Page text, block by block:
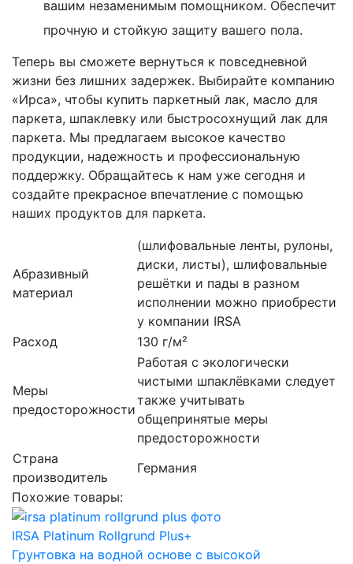
вашим незаменимым помощником. Обеспечит
прочную и стойкую защиту вашего пола.
Теперь вы сможете вернуться к повседневной
жизни без лишних задержек. Выбирайте компанию
«Ирса», чтобы купить паркетный лак, масло для
паркета, шпаклевку или быстросохнущий лак для
паркета. Мы предлагаем высокое качество
продукции, надежность и профессиональную
поддержку. Обращайтесь к нам уже сегодня и
создайте прекрасное впечатление с помощью
наших продуктов для паркета.
Абразивный
материал
(шлифовальные ленты, рулоны,
диски, листы), шлифовальные
решётки и пады в разном
исполнении можно приобрести
у компании IRSA
Расход
130 г/м²
Меры
предосторожности
Работая с экологически
чистыми шпаклëвками следует
также учитывать
общепринятые меры
предосторожности
Страна
производитель
Германия
Похожие товары:
IRSA Platinum Rollgrund Plus+
Грунтовка на водной основе с высокой